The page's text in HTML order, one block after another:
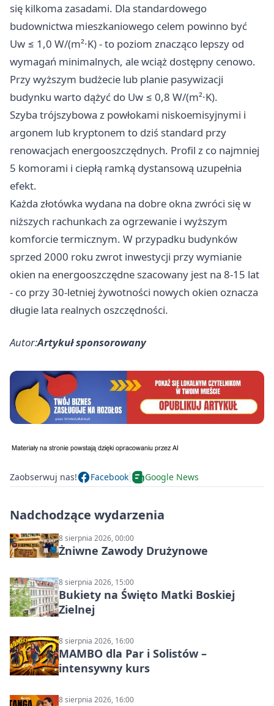
się kilkoma zasadami. Dla standardowego
budownictwa mieszkaniowego celem powinno być
Uw ≤ 1,0 W/(m²·K) - to poziom znacząco lepszy od
wymagań minimalnych, ale wciąż dostępny cenowo.
Przy wyższym budżecie lub planie pasywizacji
budynku warto dążyć do Uw ≤ 0,8 W/(m²·K).
Szyba trójszybowa z powłokami niskoemisyjnymi i
argonem lub kryptonem to dziś standard przy
renowacjach energooszczędnych. Profil z co najmniej
5 komorami i ciepłą ramką dystansową uzupełnia
efekt.
Każda złotówka wydana na dobre okna zwróci się w
niższych rachunkach za ogrzewanie i wyższym
komforcie termicznym. W przypadku budynków
sprzed 2000 roku zwrot inwestycji przy wymianie
okien na energooszczędne szacowany jest na 8-15 lat
- co przy 30-letniej żywotności nowych okien oznacza
długie lata realnych oszczędności.
Autor:Artykuł sponsorowany
Zaobserwuj nas! Facebook Google News
Nadchodzące wydarzenia
8 sierpnia 2026, 00:00
Żniwne Zawody Drużynowe
8 sierpnia 2026, 15:00
Bukiety na Święto Matki Boskiej
Zielnej
8 sierpnia 2026, 16:00
MAMBO dla Par i Solistów –
intensywny kurs
8 sierpnia 2026, 16:00